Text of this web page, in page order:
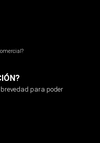
brevedad para poder